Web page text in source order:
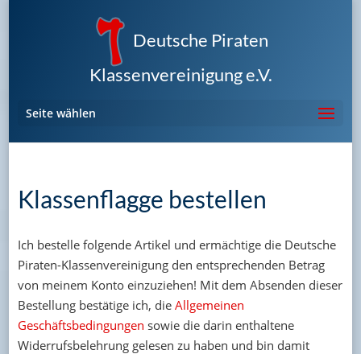
Deutsche Piraten
Klassenvereinigung e.V.
Seite wählen
Klassenflagge bestellen
Ich bestelle folgende Artikel und ermächtige die Deutsche
Piraten-Klassenvereinigung den entsprechenden Betrag
von meinem Konto einzuziehen! Mit dem Absenden dieser
Bestellung bestätige ich, die Allgemeinen
Geschäftsbedingungen sowie die darin enthaltene
Widerrufsbelehrung gelesen zu haben und bin damit